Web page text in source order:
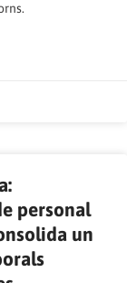
personal
un